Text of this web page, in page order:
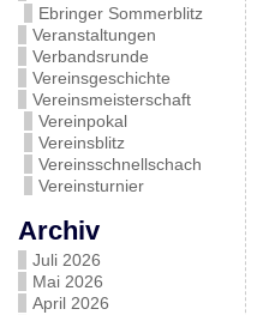
Ebringer Sommerblitz
Veranstaltungen
Verbandsrunde
Vereinsgeschichte
Vereinsmeisterschaft
Vereinpokal
Vereinsblitz
Vereinsschnellschach
Vereinsturnier
Archiv
Juli 2026
Mai 2026
April 2026